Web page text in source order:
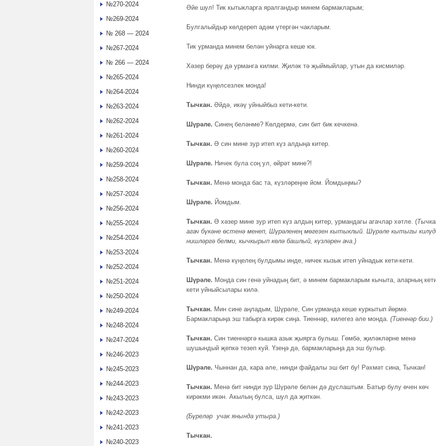
Әйе шул! Тик кытыкларга яралгандыр минем бармакларым;
Булгалыйдыр көлдереп адәм үтергән чакларым.
Тик урманда минем белән уйнарга кеше юк.
Хәзер берәү дә урманга килми. Җиләк тә җыймыйлар, утын да кисмиләр.
Нинди күңелсезлек монда!
Тычкан. Әйдә, икәү уйныйбыз кети-кети.
Шүрәле. Синең беләнме? Көлдермә, син бит бик кечкенә.
Тычкан. Ә син мине зур итеп күз алдыңа китер.
Шүрәле. Ничек була соң ул, өйрәт мине?!
Тычкан. Менә монда бас та, күзләреңне йом. Йомдыңмы?
Шүрәле. Йомдым.
Тычкан. Ә хәзер мине зур итеп күз алдың китер, урмандагы агачлар хәтле. (
агач бүкәне өстенә менеп, Шүрәленең мөгезен кытыклый. Шүрәле кытыгы
нишләргә белми, кычкырып көлә башлый, күзләрен ача.)
Тычкан. Менә күңелең булдымы инде, ничек кызык итеп уйнадык кети-кети.
Шүрәле. Монда син генә уйнадың бит, ә минем бармакларым кычыта, аларның
кети уйныйсылары килә.
Тычкан. Мин сине аңладым, Шүрәле, Син урманда кеше куркытып йөрмә.
Бармакларыңа эш табырга кирәк сиңа. Тиеннәр, килегез әле монда. (Тиеннәр бии.)
Тычкан. Син тиеннәргә кышка азык җыярга булыш. Гөмбә, җиләкләрне менә
шушындый җепкә тезеп куй. Үзеңә дә, бармакларыңа да эш булыр.
Шүрәле. Чыннан да, кара әле, нинди файдалы эш бит бу! Рәхмәт сина, Тычкан!
Тычкан. Менә бит нинди зур Шүрәле белән дә дуслаштым. Батыр булу өчен көч
кирәкми икән. Акылың булса, шул да җиткән.
(Бүреләр учак янында утыра.)
Тычкан.
№270-2024
№269-2024
№ 268 — 2024
№267-2024
№ 266 — 2024
№265-2024
№264-2024
№263-2024
№262-2024
№261-2024
№260-2024
№259-2024
№258-2024
№257-2024
№256-2024
№255-2024
№254-2024
№253-2024
№252-2024
№251-2024
№250-2024
№249-2024
№248-2024
№247-2024
№246-2023
№245-2023
№244-2023
№243-2023
№242-2023
№241-2023
№240-2023